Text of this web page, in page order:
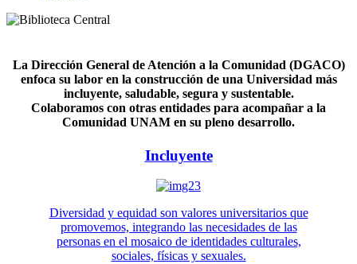
La Dirección General de Atención a la Comunidad (DGACO)
enfoca su labor en la construcción de una Universidad más
incluyente, saludable, segura y sustentable.
Colaboramos con otras entidades para acompañar a la
Comunidad UNAM en su pleno desarrollo.
Incluyente
Diversidad y equidad son valores universitarios que
promovemos, integrando las necesidades de las
personas en el mosaico de identidades culturales,
sociales, físicas y sexuales.